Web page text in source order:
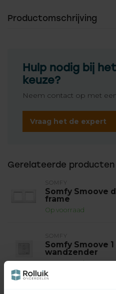
Productomschrijving
Hulp nodig bij
keuze?
Neem contact op met
Vraag het de expert
Gerelateerde producten
SOMFY
Somfy Smoove
frame
Op voorraad
SOMFY
Somfy Smoove 1
wandzender
Op voorraad